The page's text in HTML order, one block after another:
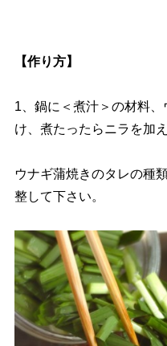
【作り方】
1、鍋に＜煮汁＞の材料
け、煮たったらニラを加え
ウナギ蒲焼きのタレの種
整して下さい。